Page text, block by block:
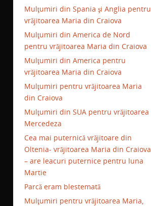
Mulţumiri din Spania şi Anglia pentru
vrăjitoarea Maria din Craiova
Mulţumiri din America de Nord
pentru vrăjitoarea Maria din Craiova
Mulţumiri din America pentru
vrăjitoarea Maria din Craiova
Mulţumiri pentru vrăjitoarea Maria
din Craiova
Mulţumiri din SUA pentru vrăjitoarea
Mercedeza
Cea mai puternică vrăjitoare din
Oltenia- vrăjitoarea Maria din Craiova
– are leacuri puternice pentru luna
Martie
Parcă eram blestemată
Mulţumiri pentru vrăjitoarea Maria,